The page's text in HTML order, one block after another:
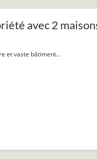
avec 2
et vaste bâtiment...